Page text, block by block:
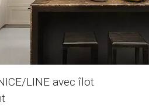
LINE avec îlot